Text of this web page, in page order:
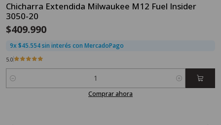
Chicharra Extendida Milwaukee M12 Fuel Insider
3050-20
$409.990
9x $45.554 sin interés con MercadoPago
5.0
Cantidad
Comprar ahora